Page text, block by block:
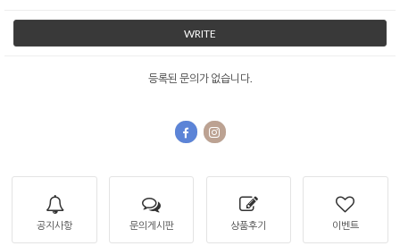
WRITE
등록된 문의가 없습니다.
공지사항 문의게시판 상품후기 이벤트